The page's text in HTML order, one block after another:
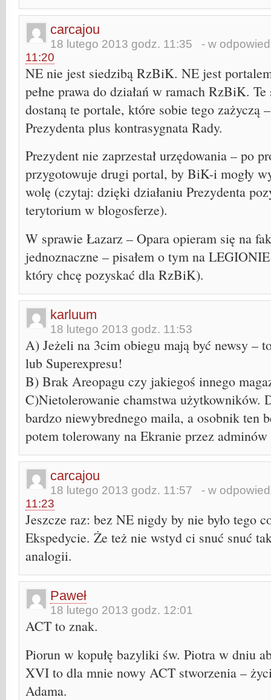
carcajou
18 lutego 2013 godz. 11:35 - w
11:20
NE nie jest siedzibą RzBiK. NE jest
pełne prawa do działań w ramach RzBiK.
dostaną te portale, które sobie tego zażyczą
Prezydenta plus kontrasygnata Rady.
Prezydent nie zaprzestał urzędowania – po
przygotowuje drugi portal, by BiK-i mogły
wolę (czytaj: dzięki działaniu Prezydenta
terytorium w blogosferze).
W sprawie Łazarz – Opara opieram się na
jednoznaczne – pisałem o tym na
który chcę pozyskać dla RzBiK).
karluum
18 lutego 2013 godz. 11:53
A) Jeżeli na 3cim obiegu mają być newsy –
lub Superexpresu!
B) Brak Areopagu czy jakiegoś innego
C)Nietolerowanie chamstwa użytkowników.
bardzo niewybrednego maila, a osobnik ten
potem tolerowany na Ekranie przez
carcajou
18 lutego 2013 godz. 11:57 - w
11:23
Jeszcze raz: bez NE nigdy by nie było tego
Ekspedycie. Że też nie wstyd ci snuć snuć
analogii.
Paweł
18 lutego 2013 godz. 12:01
ACT to znak.
Piorun w kopułę bazyliki św. Piotra w dniu
XVI to dla mnie nowy ACT stworzenia –
Adama.